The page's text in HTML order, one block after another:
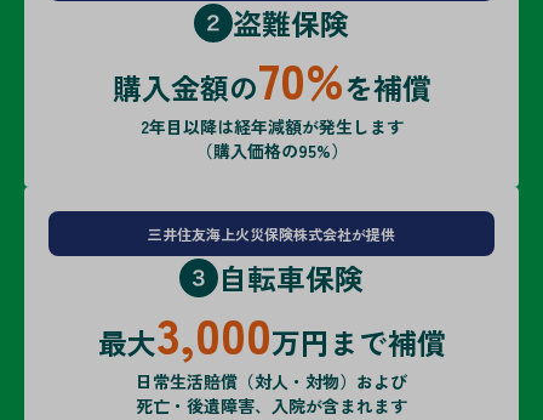
盗難保険
購入金額の70%を補償
2年目以降は経年減額が発生します
（購入価格の95%）
三井住友海上火災保険株式会社が提供
自転車保険
最大3,000万円まで補償
日常生活賠償（対人・対物）および
死亡・後遺障害、入院が含まれます